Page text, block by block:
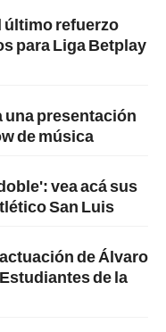
último refuerzo
para Liga Betplay
una presentación
de música
vea acá sus
San Luis
de Álvaro
de la